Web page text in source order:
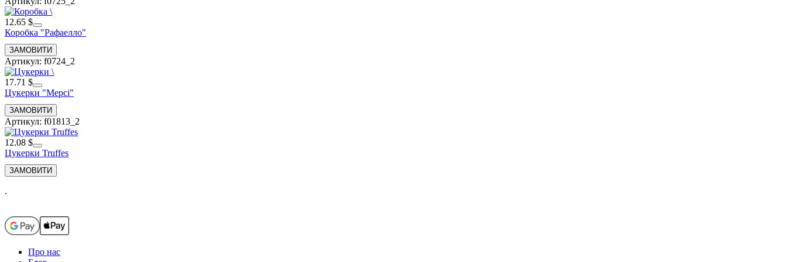
12.65 $
Коробка "Рафаелло"
Артикул: f0724_2
17.71 $
Цукерки "Мерсі"
Артикул: f01813_2
12.08 $
Цукерки Truffes
.
Про нас